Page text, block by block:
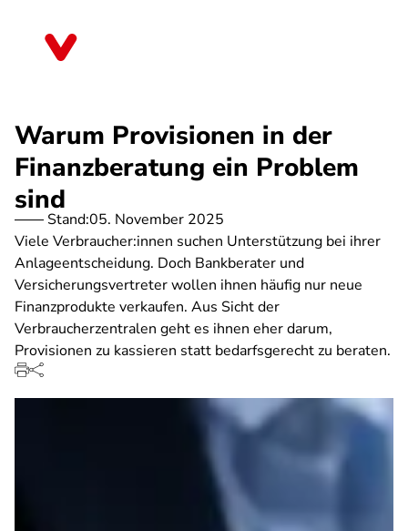
Warum Provisionen in der
Finanzberatung ein Problem
sind
Stand:05. November 2025
Viele Verbraucher:innen suchen Unterstützung bei ihrer
Anlageentscheidung. Doch Bankberater und
Versicherungsvertreter wollen ihnen häufig nur neue
Finanzprodukte verkaufen. Aus Sicht der
Verbraucherzentralen geht es ihnen eher darum,
Provisionen zu kassieren statt bedarfsgerecht zu beraten.